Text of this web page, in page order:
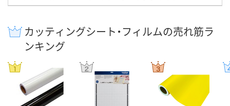
カッティングシート・フィルムの売れ筋ラ
ンキング